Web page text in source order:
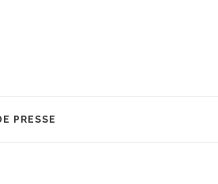
PRESSE